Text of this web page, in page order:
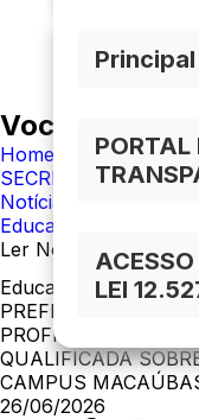
Principal
PORTAL
LEI
Você está
Home
SECRETARIA DE
Notícias
Educação
Ler Notícia
Educação
PREFEITURA DE
PROFISSIONAIS DA
QUALIFICADA
CAMPUS
26/06/2026